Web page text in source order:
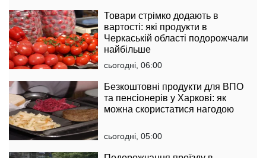
Товари стрімко додають в
вартості: які продукти в
Черкаській області подорожчали
найбільше
сьогодні, 06:00
Безкоштовні продукти для ВПО
та пенсіонерів у Харкові: як
можна скористатися нагодою
сьогодні, 05:00